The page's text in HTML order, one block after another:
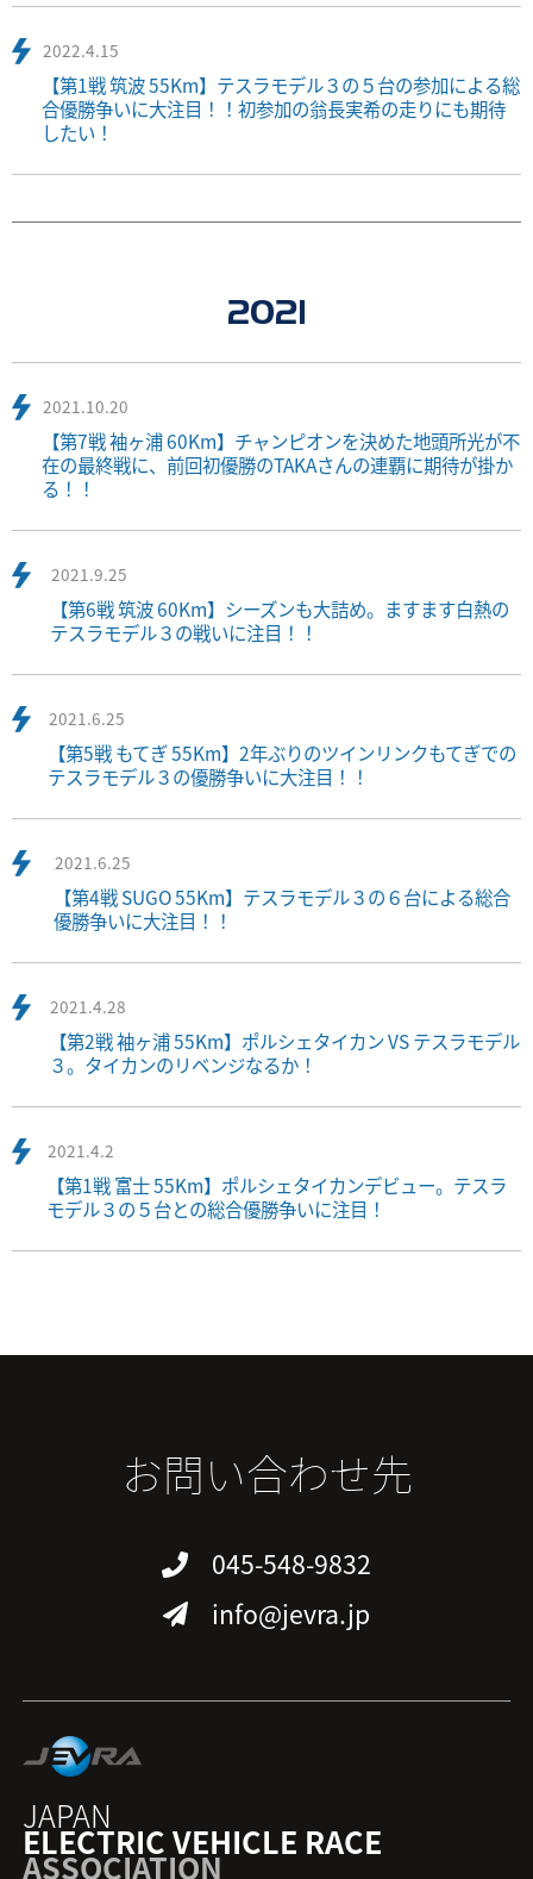
2022.4.15
【第1戦 筑波 55Km】テスラモデル３の５台の参加による総
合優勝争いに大注目！！初参加の翁長実希の走りにも期待
したい！
2021
2021.10.20
【第7戦 袖ヶ浦 60Km】チャンピオンを決めた地頭所光が不
在の最終戦に、前回初優勝のTAKAさんの連覇に期待が掛か
る！！
2021.9.25
【第6戦 筑波 60Km】シーズンも大詰め。ますます白熱の
テスラモデル３の戦いに注目！！
2021.6.25
【第5戦 もてぎ 55Km】2年ぶりのツインリンクもてぎでの
テスラモデル３の優勝争いに大注目！！
2021.6.25
【第4戦 SUGO 55Km】テスラモデル３の６台による総合
優勝争いに大注目！！
2021.4.28
【第2戦 袖ヶ浦 55Km】ポルシェタイカン VS テスラモデル
３。タイカンのリベンジなるか！
2021.4.2
【第1戦 富士 55Km】ポルシェタイカンデビュー。テスラ
モデル３の５台との総合優勝争いに注目！
お問い合わせ先
045-548-9832
info@jevra.jp
JAPAN
ELECTRIC VEHICLE RACE
ASSOCIATION